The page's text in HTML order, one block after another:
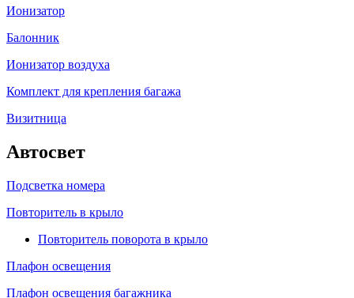
Ионизатор
Балонник
Ионизатор воздуха
Комплект для крепления багажа
Визитница
Автосвет
Подсветка номера
Повторитель в крыло
Повторитель поворота в крыло
Плафон освещения
Плафон освещения багажника